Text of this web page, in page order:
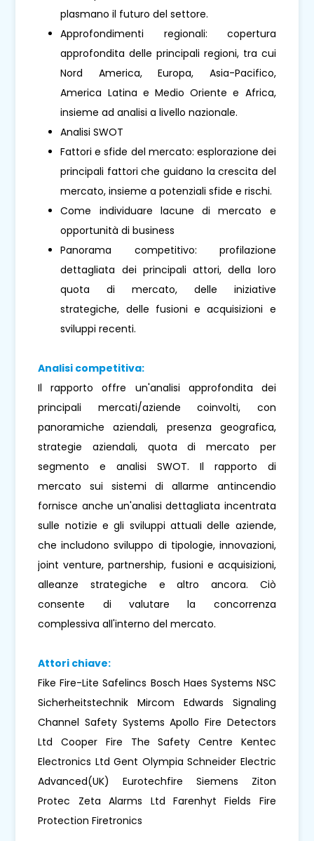
plasmano il futuro del settore.
Approfondimenti regionali: copertura
approfondita delle principali regioni, tra cui
Nord America, Europa, Asia-Pacifico,
America Latina e Medio Oriente e Africa,
insieme ad analisi a livello nazionale.
Analisi SWOT
Fattori e sfide del mercato: esplorazione dei
principali fattori che guidano la crescita del
mercato, insieme a potenziali sfide e rischi.
Come individuare lacune di mercato e
opportunità di business
Panorama competitivo: profilazione
dettagliata dei principali attori, della loro
quota di mercato, delle iniziative
strategiche, delle fusioni e acquisizioni e
sviluppi recenti.
Analisi competitiva:
Il rapporto offre un'analisi approfondita dei
principali mercati/aziende coinvolti, con
panoramiche aziendali, presenza geografica,
strategie aziendali, quota di mercato per
segmento e analisi SWOT. Il rapporto di
mercato sui sistemi di allarme antincendio
fornisce anche un'analisi dettagliata incentrata
sulle notizie e gli sviluppi attuali delle aziende,
che includono sviluppo di tipologie, innovazioni,
joint venture, partnership, fusioni e acquisizioni,
alleanze strategiche e altro ancora. Ciò
consente di valutare la concorrenza
complessiva all'interno del mercato.
Attori chiave:
Fike Fire-Lite Safelincs Bosch Haes Systems NSC
Sicherheitstechnik Mircom Edwards Signaling
Channel Safety Systems Apollo Fire Detectors
Ltd Cooper Fire The Safety Centre Kentec
Electronics Ltd Gent Olympia Schneider Electric
Advanced(UK) Eurotechfire Siemens Ziton
Protec Zeta Alarms Ltd Farenhyt Fields Fire
Protection Firetronics